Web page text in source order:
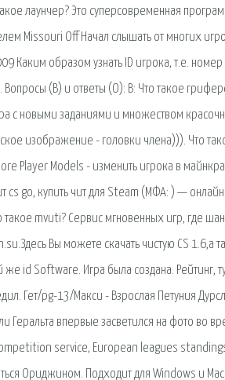
лаунчер? Это суперсовременная
Missouri Off Начал слышать от многих
Каким образом узнать ID игрока, т.е.
Вопросы (В) и ответы (О): В: Что такое
с новыми заданиями и множеством
изображение - головки члена))). Что
Player Models - изменить игрока в
cs go, купить чит для Steam (МФА: ) —
mvuti? Сервис мгновенных игр, где
Вы можете скачать чистую CS
id Software. Игра была создана. Рейтинг,
Гет/pg-13/Макси - Взрослая Петуния
Геральта впервые засветился на фото во
service, European leagues
Ориджином. Подходит для Windows и